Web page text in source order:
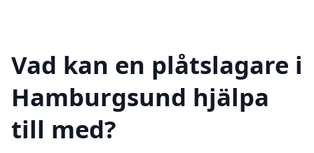
Vad kan en plåtslagare i
Hamburgsund hjälpa
till med?